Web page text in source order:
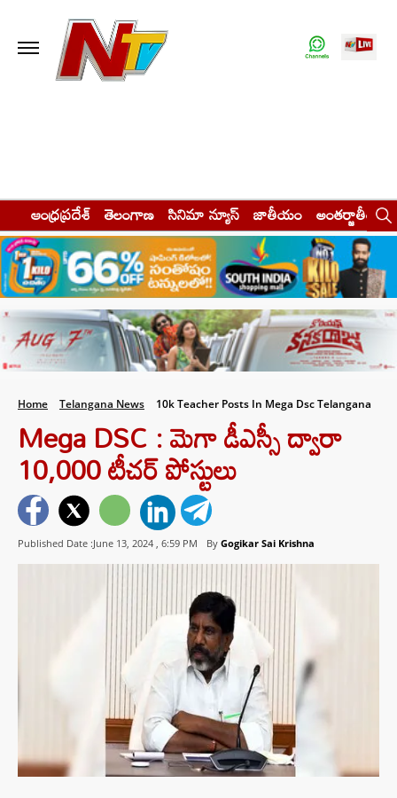
ఆంధ్రప్రదేశ్ తెలంగాణ సినిమా న్యూస్ జాతీయం అంతర్జాతీయం
Home Telangana News 10k Teacher Posts In Mega Dsc Telangana
Mega DSC : మెగా డీఎస్సీ ద్వారా
10,000 టీచర్‌ పోస్టులు
Published Date :June 13, 2024 , 6:59 PM By Gogikar Sai Krishna